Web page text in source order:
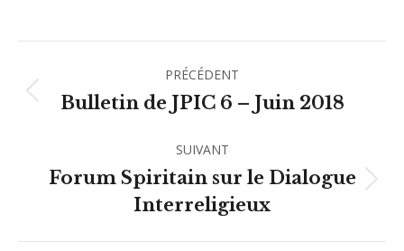
Facebook
X
PinterestWhatsAppLinkedIn
Navigation
article
PRÉCÉDENT
Article
:
Bulletin de JPIC 6 – Juin 2018
SUIVANT
Article
suivant
:
Forum Spiritain sur le Dialogue
Interreligieux